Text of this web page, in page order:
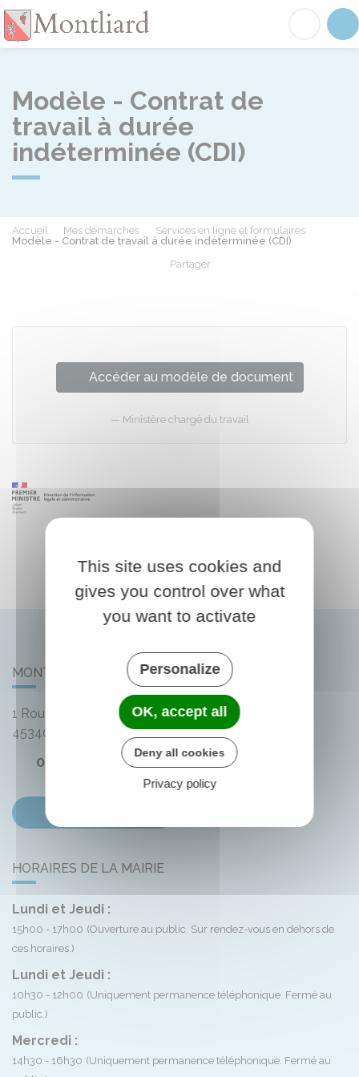
Modèle - Contrat de
travail à durée
indéterminée (CDI)
Accueil Mes démarches
Services en ligne et formulaires
Modèle - Contrat de travail à durée indéterminée (CDI)
Partager
Accéder au modèle de document
Ministère chargé du travail
MONTLIARD
1 Route de Bellegarde
45340
02 38 33 72 59
HORAIRES DE LA MAIRIE
Lundi et Jeudi :
15h00 - 17h00 (Ouverture au public. Sur rendez-vous en dehors de
ces horaires.)
Lundi et Jeudi :
10h30 - 12h00 (Uniquement permanence téléphonique. Fermé au
public.)
Mercredi :
14h30 - 16h30 (Uniquement permanence téléphonique. Fermé au
This site uses cookies and
gives you control over what
you want to activate
Personalize
OK, accept all
Deny all cookies
Privacy policy